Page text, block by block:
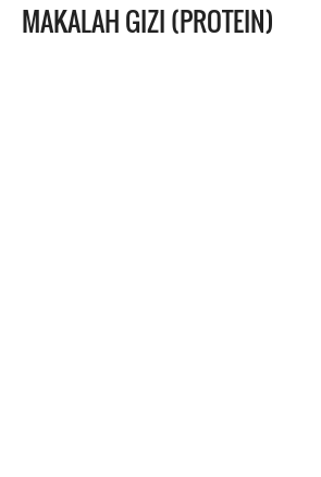
MAKALAH GIZI (PROTEIN)